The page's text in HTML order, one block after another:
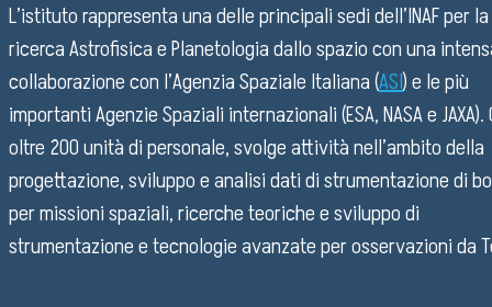
L’istituto rappresenta una delle principali sedi dell’INAF per la
ricerca Astrofisica e Planetologia dallo spazio con una
collaborazione con l’Agenzia Spaziale Italiana (ASI) e le più
importanti Agenzie Spaziali internazionali (ESA, NASA e JAXA).
oltre 200 unità di personale, svolge attività nell’ambito della
progettazione, sviluppo e analisi dati di strumentazione di
per missioni spaziali, ricerche teoriche e sviluppo di
strumentazione e tecnologie avanzate per osservazioni da